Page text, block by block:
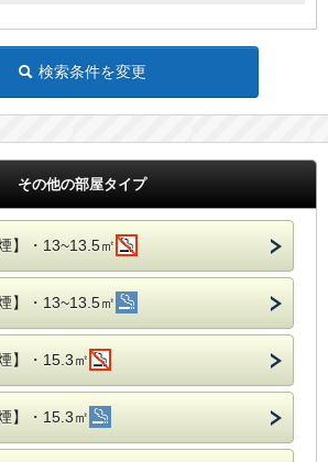
検索条件を変更
その他の部屋タイプ
】・13~13.5㎡
】・13~13.5㎡
】・15.3㎡
】・15.3㎡